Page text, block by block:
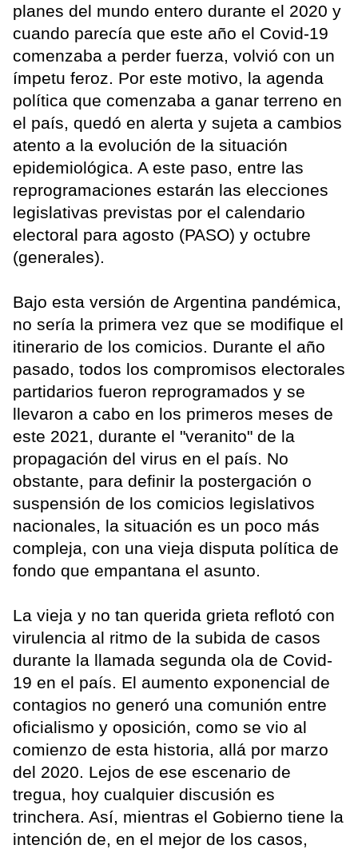
planes del mundo entero durante el 2020 y
cuando parecía que este año el Covid-19
comenzaba a perder fuerza, volvió con un
ímpetu feroz. Por este motivo, la agenda
política que comenzaba a ganar terreno en
el país, quedó en alerta y sujeta a cambios
atento a la evolución de la situación
epidemiológica. A este paso, entre las
reprogramaciones estarán las elecciones
legislativas previstas por el calendario
electoral para agosto (PASO) y octubre
(generales).
Bajo esta versión de Argentina pandémica,
no sería la primera vez que se modifique el
itinerario de los comicios. Durante el año
pasado, todos los compromisos electorales
partidarios fueron reprogramados y se
llevaron a cabo en los primeros meses de
este 2021, durante el "veranito" de la
propagación del virus en el país. No
obstante, para definir la postergación o
suspensión de los comicios legislativos
nacionales, la situación es un poco más
compleja, con una vieja disputa política de
fondo que empantana el asunto.
La vieja y no tan querida grieta reflotó con
virulencia al ritmo de la subida de casos
durante la llamada segunda ola de Covid-
19 en el país. El aumento exponencial de
contagios no generó una comunión entre
oficialismo y oposición, como se vio al
comienzo de esta historia, allá por marzo
del 2020. Lejos de ese escenario de
tregua, hoy cualquier discusión es
trinchera. Así, mientras el Gobierno tiene la
intención de, en el mejor de los casos,